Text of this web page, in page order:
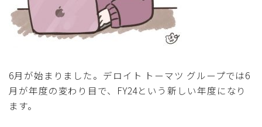
6月が始まりました。デロイト トーマツ グループでは6
月が年度の変わり目で、FY24という新しい年度になり
ます。